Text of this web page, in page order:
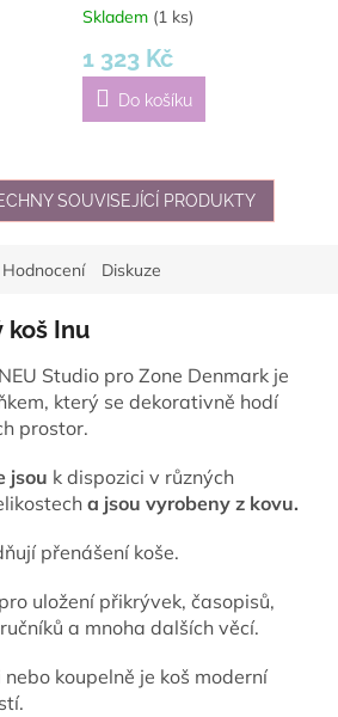
Skladem (1 ks)
1 323 Kč
Do košíku
SOUVISEJÍCÍ PRODUKTY
Hodnocení Diskuze
koš Inu
Studio pro Zone Denmark je
který se dekorativně hodí
prostor.
jsou k dispozici v různých
a jsou vyrobeny z kovu.
přenášení koše.
uložení přikrývek, časopisů,
a mnoha dalších věcí.
koupelně je koš moderní